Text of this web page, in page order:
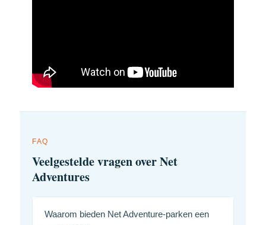
FAQ
Veelgestelde vragen over Net
Adventures
Waarom bieden Net Adventure-parken een